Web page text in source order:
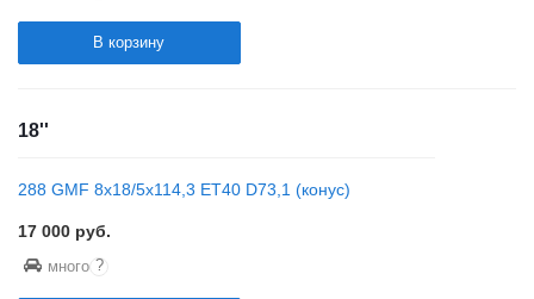
В корзину
18''
288 GMF 8x18/5x114,3 ET40 D73,1 (конус)
17 000 руб.
много ?